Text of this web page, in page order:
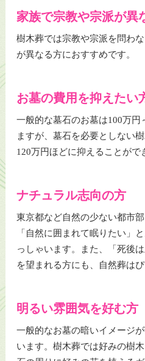
家族で宗教や宗派が異
樹木葬では宗教や宗派を問わ
が異なる方におすすめです。
お墓の費用を抑えたい
一般的な墓石のお墓は100万円
ますが、墓石を必要としない
120万円ほどに抑えることがで
ナチュラル志向の方
東京都など自然の少ない都市
「自然に囲まれて眠りたい」
っしゃいます。また、「死後
を望まれる方にも、自然葬はぴ
明るい雰囲気を好む方
一般的なお墓の暗いイメージ
います。樹木葬では好みの樹